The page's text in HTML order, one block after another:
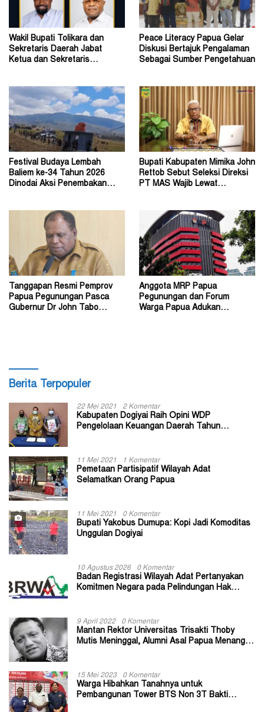
Wakil Bupati Tolikara dan
Sekretaris Daerah Jabat
Ketua dan Sekretaris
Peace Literacy Papua Gelar
Diskusi Bertajuk Pengalaman
Sebagai Sumber Pengetahuan
Festival Budaya Lembah
Baliem ke-34 Tahun 2026
Dinodai Aksi Penembakan
Bupati Kabupaten Mimika John
Rettob Sebut Seleksi Direksi
PT MAS Wajib Lewat
Tanggapan Resmi Pemprov
Papua Pegunungan Pasca
Gubernur Dr John Tabo
Anggota MRP Papua
Pegunungan dan Forum
Warga Papua Adukan
Berita Terpopuler
22 Mei 2021 2 Komentar
Kabupaten Dogiyai Raih Opini WDP
Pengelolaan Keuangan Daerah Tahun
11 Mei 2021 1 Komentar
Pemetaan Partisipatif Wilayah Adat
Selamatkan Orang Papua
11 Mei 2021 0 Komentar
Bupati Yakobus Dumupa: Kopi Jadi Komoditas
Unggulan Dogiyai
10 Agustus 2026 0 Komentar
Badan Registrasi Wilayah Adat Pertanyakan
Komitmen Negara pada Pelindungan Hak
9 April 2022 0 Komentar
Mantan Rektor Universitas Trisakti Thoby
Mutis Meninggal, Alumni Asal Papua Menangis:
15 Mei 2023 0 Komentar
Warga Hibahkan Tanahnya untuk
Pembangunan Tower BTS Non 3T Bakti